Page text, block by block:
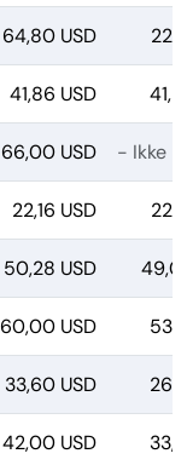
64,80 USD
41,86 USD
66,00 USD - Ikke
22,16 USD
50,28 USD
60,00 USD
33,60 USD
42,00 USD